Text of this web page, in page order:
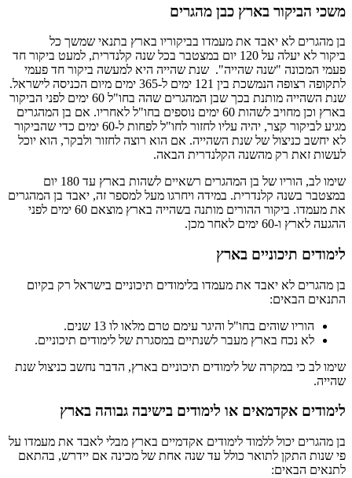
משכי הביקור בארץ כבן מהגרים
בן מהגרים לא יאבד את מעמדו בביקוריו בארץ בתנאי שמשך כל
ביקור לא יעלה על 120 יום במצטבר בכל שנה קלנדרית, למעט ביקור חד
פעמי המכונה "שנה שהייה". שנת שהייה היא למעשה ביקור חד פעמי
לתקופה רצופה הנמשכת בין 121 ימים ל-365 ימים מיום הכניסה לישראל.
שנת השהייה מותנת בכך שבן המהגרים שהה בחו"ל 60 ימים לפני הביקור
בארץ וכן מחויב לשהות 60 ימים נוספים בחו"ל לאחריו. אם בן המהגרים
מגיע לביקור קצר, יהיה עליו לחזור לחו"ל לפחות ל-60 ימים כדי שהביקור
לא יחשב כניצול של שנת השהייה. אם הוא רוצה לחזור ולבקר, הוא יוכל
לעשות זאת רק מהשנה הקלנדרית הבאה.
שימו לב, הוריו של בן המהגרים רשאיים לשהות בארץ עד 180 יום
במצטבר בשנה קלנדרית. במידה ויחרגו מעל למספר זה, יאבד בן המהגרים
את מעמדו. ביקור ההורים מותנה בשהייה בארץ מוצאם 60 ימים לפני
ההגעה לארץ ו-60 ימים לאחר מכן.
לימודים תיכוניים בארץ
בן מהגרים לא יאבד את מעמדו בלימודים תיכוניים בישראל רק בקיום
התנאים הבאים:
הוריו שוהים בחו"ל והיגר עימם טרם מלאו לו 13 שנים.
לא נכח בארץ מעבר לשנתיים במסגרת של לימודים תיכוניים.
שימו לב כי במקרה של לימודים תיכוניים בארץ, הדבר נחשב כניצול שנת
שהייה.
לימודים אקדמאים או לימודים בישיבה גבוהה בארץ
בן מהגרים יכול ללמוד לימודים אקדמיים בארץ מבלי לאבד את מעמדו על
פי שנות התקן לתואר כולל עד שנה אחת של מכינה אם יידרש, בהתאם
לתנאים הבאים: